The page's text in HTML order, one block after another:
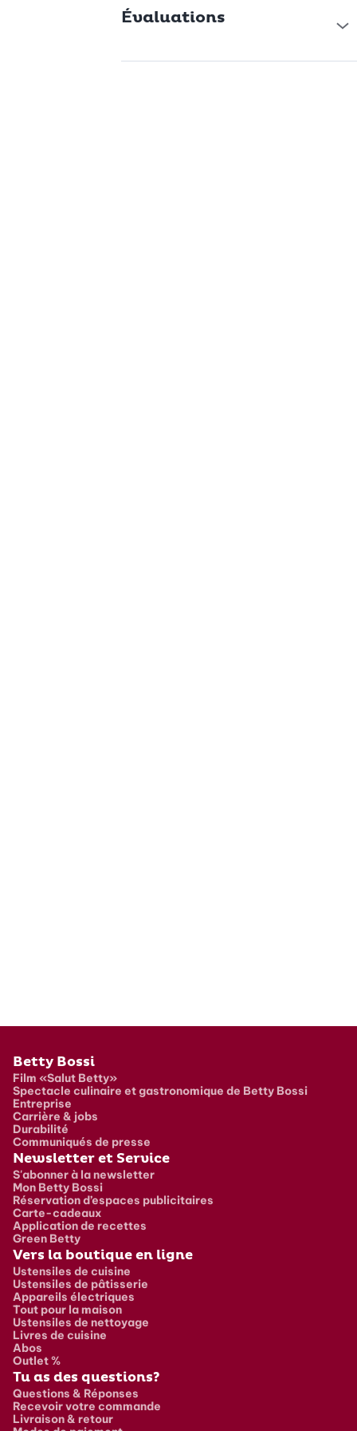
Évaluations
Pied de page
Betty Bossi
Film «Salut Betty»
Spectacle culinaire et gastronomique de Betty Bossi
Entreprise
Carrière & jobs
Durabilité
Communiqués de presse
Newsletter et Service
S'abonner à la newsletter
Mon Betty Bossi
Réservation d’espaces publicitaires
Carte-cadeaux
Application de recettes
Green Betty
Vers la boutique en ligne
Ustensiles de cuisine
Ustensiles de pâtisserie
Appareils électriques
Tout pour la maison
Ustensiles de nettoyage
Livres de cuisine
Abos
Outlet %
Tu as des questions?
Questions & Réponses
Recevoir votre commande
Livraison & retour